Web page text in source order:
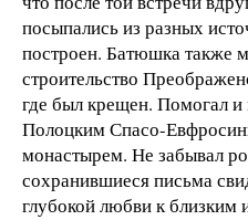
посыпались из разных
построен. Батюшка также
строительство
где был крещен. Помогал
Полоцким Спасо-
монастырем. Не забывал
сохранившиеся письма
глубокой любви к